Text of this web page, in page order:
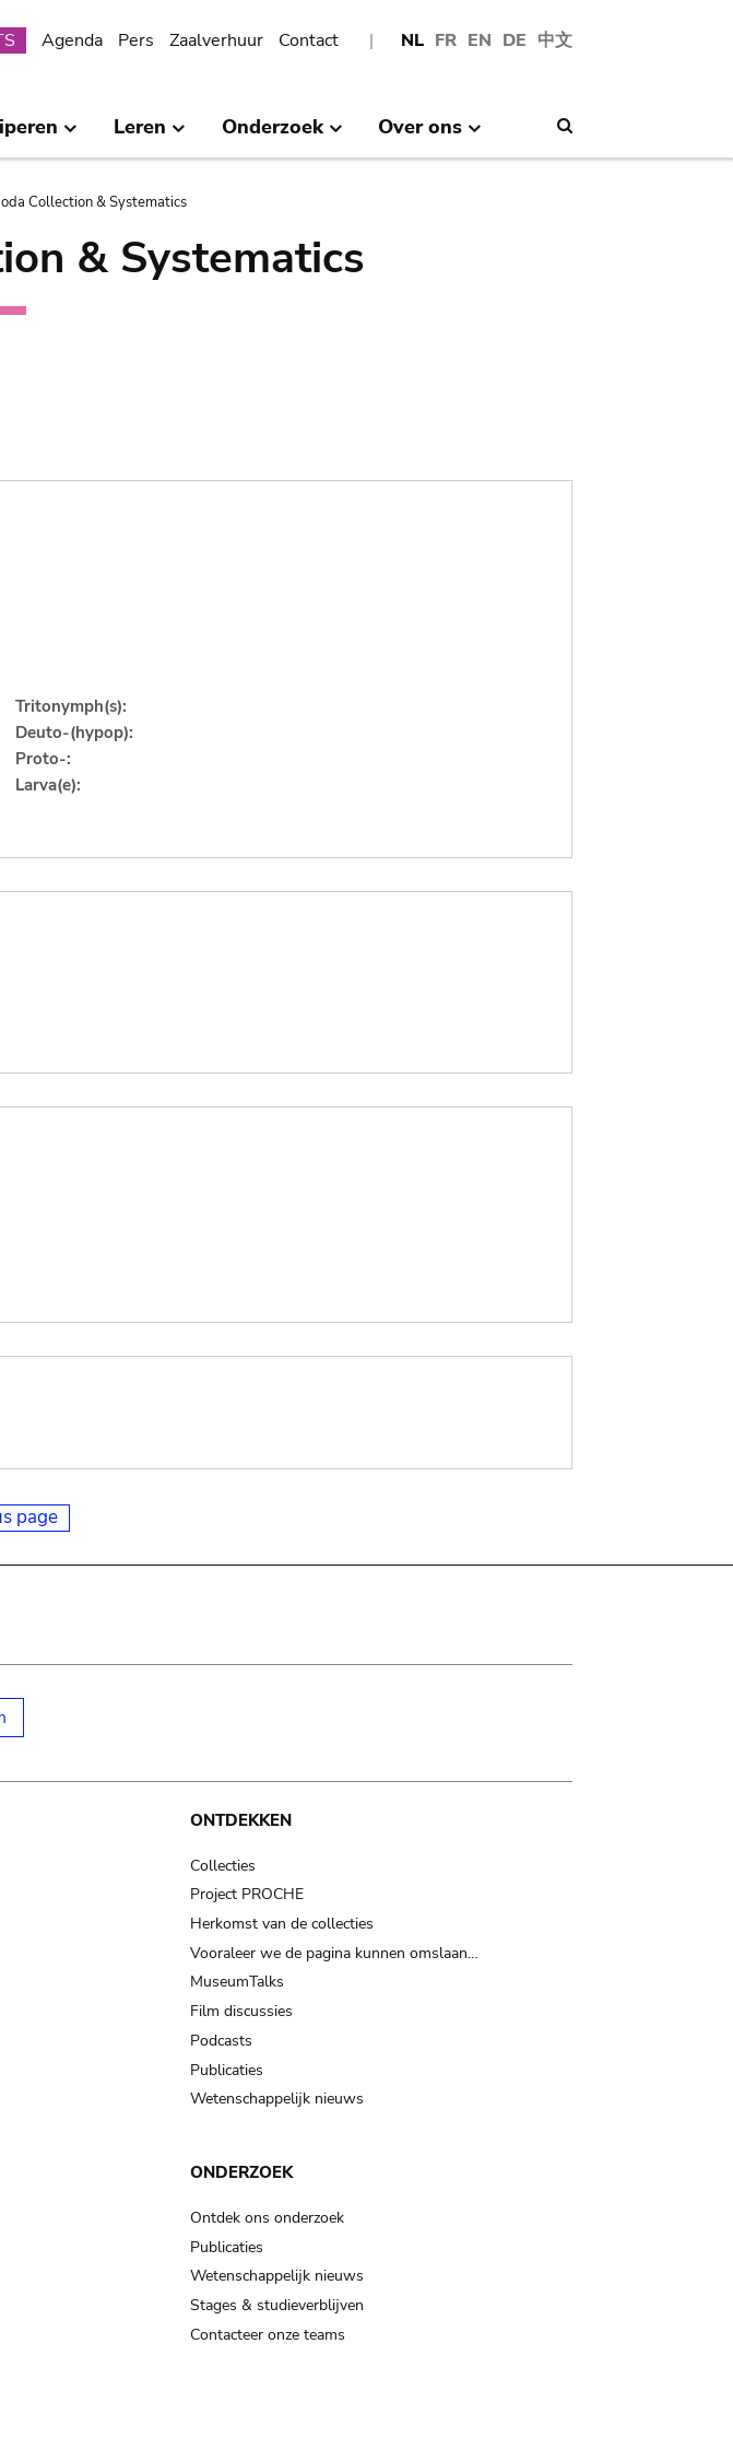
NL FR EN DE 中文
Agenda Pers Zaalverhuur Contact
Leren Onderzoek Over ons
Collection & Systematics
& Systematics
Tritonymph(s):
Deuto-(hypop):
Proto-:
Larva(e):
page
ONTDEKKEN
Collecties
Project PROCHE
Herkomst van de collecties
Vooraleer we de pagina kunnen omslaan…
MuseumTalks
Film discussies
Podcasts
Publicaties
Wetenschappelijk nieuws
ONDERZOEK
Ontdek ons onderzoek
Publicaties
Wetenschappelijk nieuws
Stages & studieverblijven
Contacteer onze teams